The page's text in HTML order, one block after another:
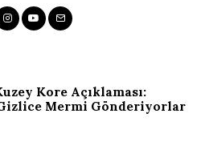
Kore Açıklaması:
Gizlice Mermi Gönderiyorlar